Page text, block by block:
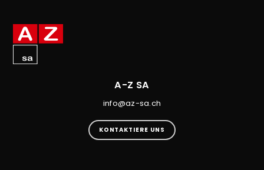
A-Z SA
info@az-sa.ch
KONTAKTIERE UNS